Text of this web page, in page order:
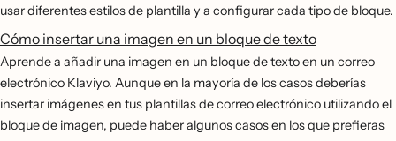
usar diferentes estilos de plantilla y a configurar cada tipo de bloque.
Cómo insertar una imagen en un bloque de texto
Aprende a añadir una imagen en un bloque de texto en un correo
electrónico Klaviyo. Aunque en la mayoría de los casos deberías
insertar imágenes en tus plantillas de correo electrónico utilizando el
bloque de imagen, puede haber algunos casos en los que prefieras